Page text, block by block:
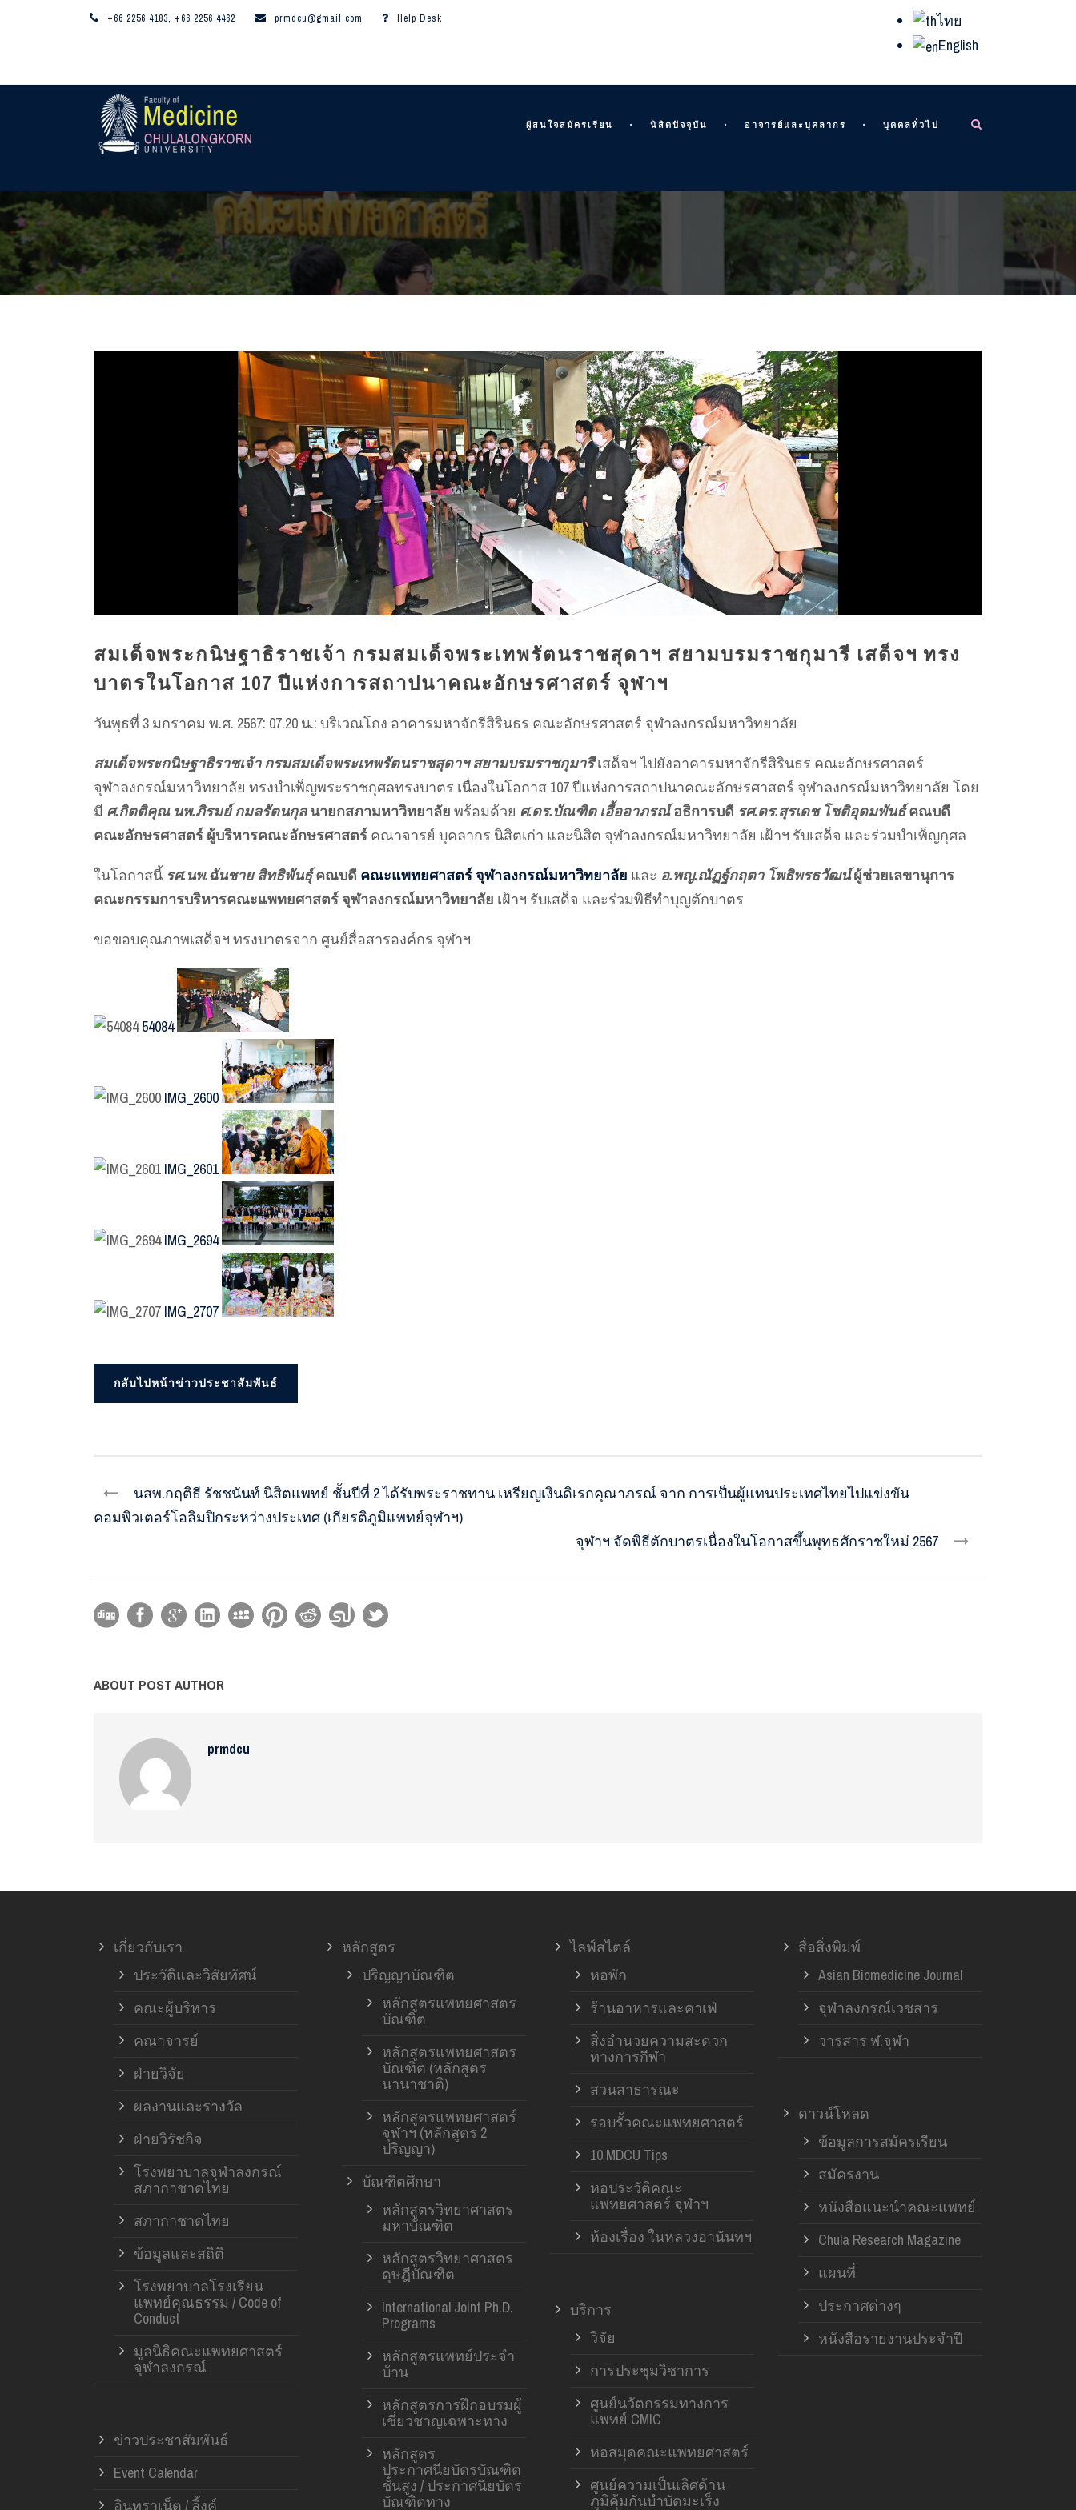
+66 2256 4183, +66 2256 4462 prmdcu@gmail.com Help Desk
ไทย
English
ผู้สนใจสมัครเรียน นิสิตปัจจุบัน อาจารย์และบุคลากร บุคคลทั่วไป
สมเด็จพระกนิษฐาธิราชเจ้า กรมสมเด็จพระเทพรัตนราชสุดาฯ สยามบรมราชกุมารี เสด็จฯ ทรง
บาตรในโอกาส 107 ปีแห่งการสถาปนาคณะอักษรศาสตร์ จุฬาฯ
วันพุธที่ 3 มกราคม พ.ศ. 2567: 07.20 น.: บริเวณโถง อาคารมหาจักรีสิรินธร คณะอักษรศาสตร์ จุฬาลงกรณ์มหาวิทยาลัย
สมเด็จพระกนิษฐาธิราชเจ้า กรมสมเด็จพระเทพรัตนราชสุดาฯ สยามบรมราชกุมารีเสด็จฯ ไปยังอาคารมหาจักรีสิรินธร คณะอักษรศาสตร์
จุฬาลงกรณ์มหาวิทยาลัย ทรงบำเพ็ญพระราชกุศลทรงบาตร เนื่องในโอกาส 107 ปีแห่งการสถาปนาคณะอักษรศาสตร์ จุฬาลงกรณ์มหาวิทยาลัย โดย
มี ศ.กิตติคุณ นพ.ภิรมย์ กมลรัตนกุลนายกสภามหาวิทยาลัย พร้อมด้วย ศ.ดร.บัณฑิต เอื้ออาภรณ์ อธิการบดี รศ.ดร.สุรเดช โชติอุดมพันธ์คณบดี
คณะอักษรศาสตร์ ผู้บริหารคณะอักษรศาสตร์ คณาจารย์ บุคลากร นิสิตเก่า และนิสิต จุฬาลงกรณ์มหาวิทยาลัย เฝ้าฯ รับเสด็จ และร่วมบำเพ็ญกุศล
ในโอกาสนี้ รศ.นพ.ฉันชาย สิทธิพันธุ์คณบดี คณะแพทยศาสตร์ จุฬาลงกรณ์มหาวิทยาลัย และ อ.พญ.ณัฏฐ์กฤตา โพธิพรธวัฒน์ผู้ช่วยเลขานุการ
คณะกรรมการบริหารคณะแพทยศาสตร์ จุฬาลงกรณ์มหาวิทยาลัย เฝ้าฯ รับเสด็จ และร่วมพิธีทำบุญตักบาตร
ขอขอบคุณภาพเสด็จฯ ทรงบาตรจาก ศูนย์สื่อสารองค์กร จุฬาฯ
54084
IMG_2600
IMG_2601
IMG_2694
IMG_2707
กลับไปหน้าข่าวประชาสัมพันธ์
นสพ.กฤติธี รัชชนันท์ นิสิตแพทย์ ชั้นปีที่ 2 ได้รับพระราชทาน เหรียญเงินดิเรกคุณาภรณ์ จาก การเป็นผู้แทนประเทศไทยไปแข่งขัน
คอมพิวเตอร์โอลิมปิกระหว่างประเทศ (เกียรติภูมิแพทย์จุฬาฯ)
จุฬาฯ จัดพิธีตักบาตรเนื่องในโอกาสขึ้นพุทธศักราชใหม่ 2567
ABOUT POST AUTHOR
prmdcu
เกี่ยวกับเรา
ประวัติและวิสัยทัศน์
คณะผู้บริหาร
คณาจารย์
ฝ่ายวิจัย
ผลงานและรางวัล
ฝ่ายวิรัชกิจ
โรงพยาบาลจุฬาลงกรณ์
สภากาชาดไทย
สภากาชาดไทย
ข้อมูลและสถิติ
โรงพยาบาลโรงเรียน
แพทย์คุณธรรม / Code of
Conduct
มูลนิธิคณะแพทยศาสตร์
จุฬาลงกรณ์
ข่าวประชาสัมพันธ์
Event Calendar
อินทราเน็ต / ลิ้งค์
หลักสูตร
ปริญญาบัณฑิต
หลักสูตรแพทยศาสตร
บัณฑิต
หลักสูตรแพทยศาสตร
บัณฑิต (หลักสูตร
นานาชาติ)
หลักสูตรแพทยศาสตร์
จุฬาฯ (หลักสูตร 2
ปริญญา)
บัณฑิตศึกษา
หลักสูตรวิทยาศาสตร
มหาบัณฑิต
หลักสูตรวิทยาศาสตร
ดุษฎีบัณฑิต
International Joint Ph.D.
Programs
หลักสูตรแพทย์ประจำ
บ้าน
หลักสูตรการฝึกอบรมผู้
เชี่ยวชาญเฉพาะทาง
หลักสูตร
ประกาศนียบัตรบัณฑิต
ชั้นสูง / ประกาศนียบัตร
บัณฑิตทาง
ไลฟ์สไตล์
หอพัก
ร้านอาหารและคาเฟ่
สิ่งอำนวยความสะดวก
ทางการกีฬา
สวนสาธารณะ
รอบรั้วคณะแพทยศาสตร์
10 MDCU Tips
หอประวัติคณะ
แพทยศาสตร์ จุฬาฯ
ห้องเรื่อง ในหลวงอานันทฯ
บริการ
วิจัย
การประชุมวิชาการ
ศูนย์นวัตกรรมทางการ
แพทย์ CMIC
หอสมุดคณะแพทยศาสตร์
ศูนย์ความเป็นเลิศด้าน
ภูมิคุ้มกันบำบัดมะเร็ง
สื่อสิ่งพิมพ์
Asian Biomedicine Journal
จุฬาลงกรณ์เวชสาร
วารสาร ฬ.จุฬา
ดาวน์โหลด
ข้อมูลการสมัครเรียน
สมัครงาน
หนังสือแนะนำคณะแพทย์
Chula Research Magazine
แผนที่
ประกาศต่างๆ
หนังสือรายงานประจำปี